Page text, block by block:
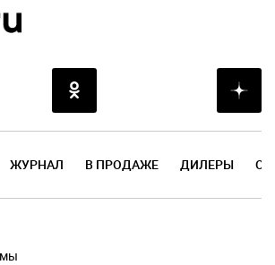
ЖУРНАЛ В ПРОДАЖЕ ДИЛЕРЫ